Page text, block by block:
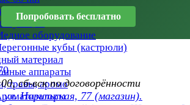
оборудование
оборудование
кубы (кастрюли)
материал
аппараты
травы, аромо
Попробовать бесплатно
сб-вск по договорённости
Норильская, 77 (магазин).